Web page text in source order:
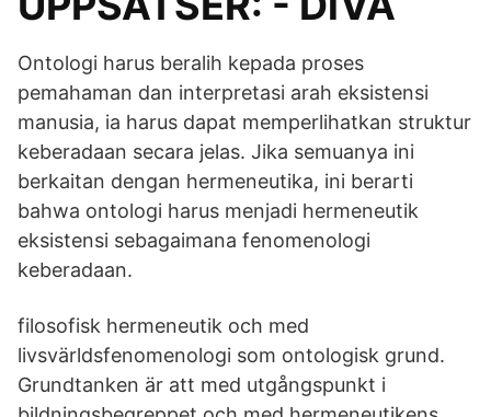
Ontologi harus beralih kepada proses
pemahaman dan interpretasi arah eksistensi
manusia, ia harus dapat memperlihatkan struktur
keberadaan secara jelas. Jika semuanya ini
berkaitan dengan hermeneutika, ini berarti
bahwa ontologi harus menjadi hermeneutik
eksistensi sebagaimana fenomenologi
keberadaan.
filosofisk hermeneutik och med
livsvärldsfenomenologi som ontologisk grund.
Grundtanken är att med utgångspunkt i